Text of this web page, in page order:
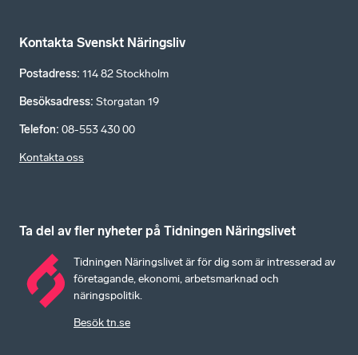
Kontakta Svenskt Näringsliv
Postadress: 114 82 Stockholm
Besöksadress: Storgatan 19
Telefon: 08-553 430 00
Kontakta oss
Ta del av fler nyheter på Tidningen Näringslivet
Tidningen Näringslivet är för dig som är intresserad av
företagande, ekonomi, arbetsmarknad och
näringspolitik.
Besök tn.se